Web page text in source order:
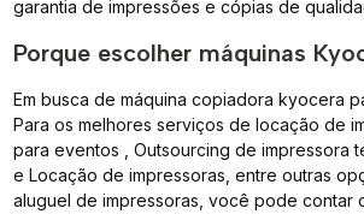
garantia de impressões e cópias de
Porque escolher máquinas
Em busca de máquina copiadora kyocera
Para os melhores serviços de locação de
para eventos , Outsourcing de impressora
e Locação de impressoras, entre outras
aluguel de impressoras, você pode contar